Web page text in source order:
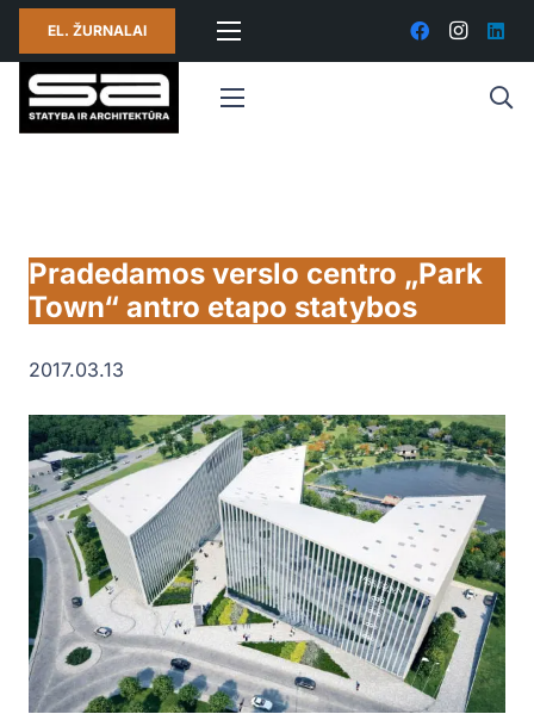
EL. ŽURNALAI
Pradedamos verslo centro „Park
Town“ antro etapo statybos
2017.03.13